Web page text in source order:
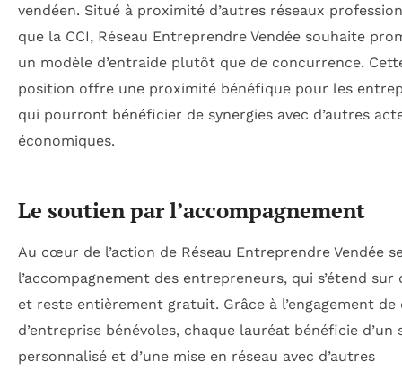
vendéen. Situé à proximité d’autres réseaux
que la CCI, Réseau Entreprendre Vendée souhaite
un modèle d’entraide plutôt que de concurrence.
position offre une proximité bénéfique pour les
qui pourront bénéficier de synergies avec d’autres
économiques.
Le soutien par l’accompagnement
Au cœur de l’action de Réseau Entreprendre Vendée
l’accompagnement des entrepreneurs, qui s’étend sur
et reste entièrement gratuit. Grâce à l’engagement de
d’entreprise bénévoles, chaque lauréat bénéficie d’un
personnalisé et d’une mise en réseau avec d’autres